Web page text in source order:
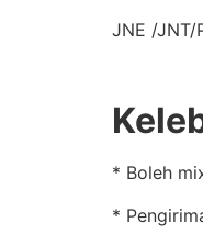
JNE /JNT/
* Boleh
*